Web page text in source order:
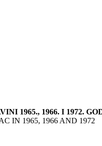
1965., 1966. I 1972.
IN 1965, 1966 AND 1972